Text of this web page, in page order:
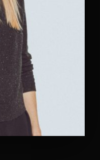
our terms and
.